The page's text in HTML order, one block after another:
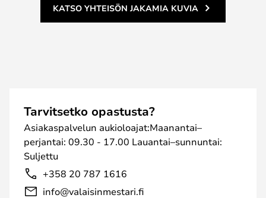
KATSO YHTEISÖN JAKAMIA KUVIA
Tarvitsetko opastusta?
Asiakaspalvelun aukioloajat:Maanantai–
perjantai: 09.30 - 17.00 Lauantai–sunnuntai:
Suljettu
+358 20 787 1616
info@valaisinmestari.fi